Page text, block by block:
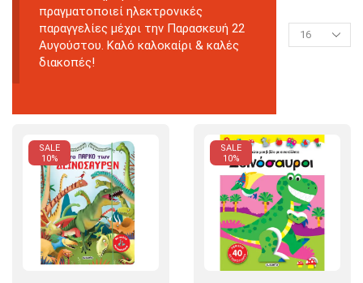
πραγματοποιεί ηλεκτρονικές
παραγγελίες μέχρι την Παρασκευή 22
Αυγούστου. Καλό καλοκαίρι & καλές
διακοπές!
SALE
10%
SALE
10%